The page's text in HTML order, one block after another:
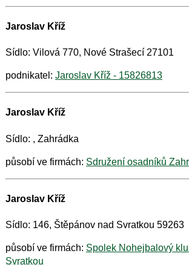
Jaroslav Kříž
Sídlo: Vilová 770, Nové Strašecí 27101
podnikatel: Jaroslav Kříž - 15826813
Jaroslav Kříž
Sídlo: , Zahrádka
působí ve firmách: Sdružení osadníků
Jaroslav Kříž
Sídlo: 146, Štěpánov nad Svratkou 59263
působí ve firmách: Spolek Nohejbalový
Svratkou